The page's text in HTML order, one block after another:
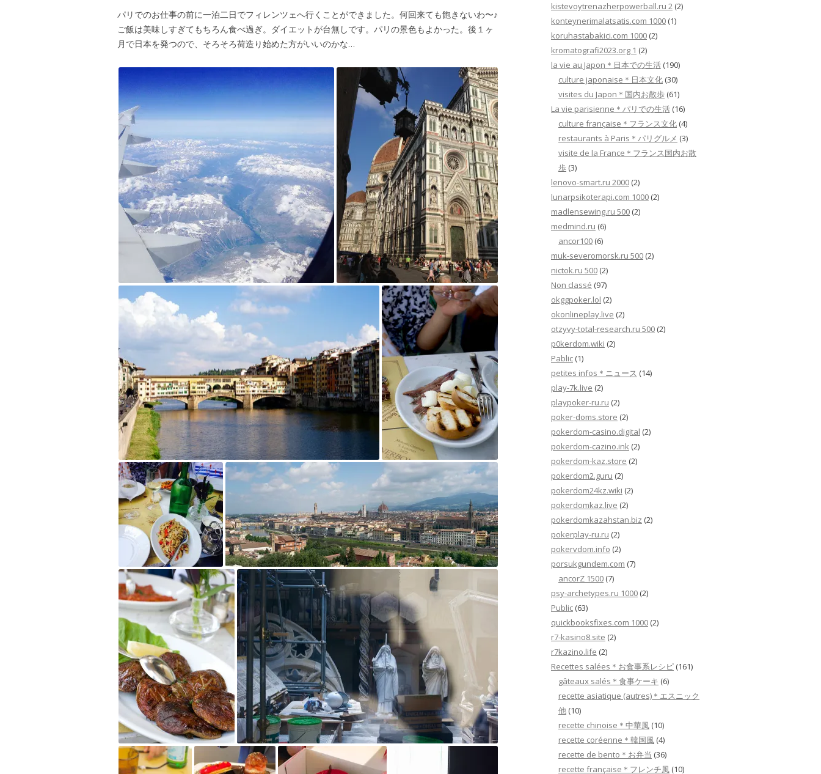
パリでのお仕事の前に一泊二日でフィレンツェへ行くことができました。何回来ても飽きないわ〜♪
ご飯は美味しすぎてもちろん食べ過ぎ。ダイエットが台無しです。パリの景色もよかった。後１ヶ
月で日本を発つので、そろそろ荷造り始めた方がいいのかな…
kistevoytrenazherpowerball.ru 2 (2)
konteynerimalatsatis.com 1000 (1)
koruhastabakici.com 1000 (2)
kromatografi2023.org 1 (2)
la vie au Japon＊日本での生活 (190)
culture japonaise＊日本文化 (30)
visites du Japon＊国内お散歩 (61)
La vie parisienne＊パリでの生活 (16)
culture française＊フランス文化 (4)
restaurants à Paris＊パリグルメ (3)
visite de la France＊フランス国内お散
歩 (3)
lenovo-smart.ru 2000 (2)
lunarpsikoterapi.com 1000 (2)
madlensewing.ru 500 (2)
medmind.ru (6)
ancor100 (6)
muk-severomorsk.ru 500 (2)
nictok.ru 500 (2)
Non classé (97)
okggpoker.lol (2)
okonlineplay.live (2)
otzyvy-total-research.ru 500 (2)
p0kerdom.wiki (2)
Pablic (1)
petites infos＊ニュース (14)
play-7k.live (2)
playpoker-ru.ru (2)
poker-doms.store (2)
pokerdom-casino.digital (2)
pokerdom-cazino.ink (2)
pokerdom-kaz.store (2)
pokerdom2.guru (2)
pokerdom24kz.wiki (2)
pokerdomkaz.live (2)
pokerdomkazahstan.biz (2)
pokerplay-ru.ru (2)
pokervdom.info (2)
porsukgundem.com (7)
ancorZ 1500 (7)
psy-archetypes.ru 1000 (2)
Public (63)
quickbooksfixes.com 1000 (2)
r7-kasino8.site (2)
r7kazino.life (2)
Recettes salées＊お食事系レシピ (161)
gâteaux salés＊食事ケーキ (6)
recette asiatique (autres)＊エスニック
他 (10)
recette chinoise＊中華風 (10)
recette coréenne＊韓国風 (4)
recette de bento＊お弁当 (36)
recette française＊フレンチ風 (10)